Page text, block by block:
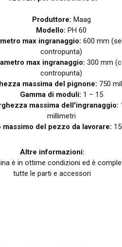
Produttore: Maag
Modello: PH 60
max ingranaggio: 600 mm
contropunta)
max ingranaggio: 300 mm
contropunta)
massima del pignone: 750
Gamma di moduli: 1 – 15
massima dell'ingranaggio:
millimetri
massimo del pezzo da lavorare:
Altre informazioni:
è in ottime condizioni ed è
tutte le parti e accessori